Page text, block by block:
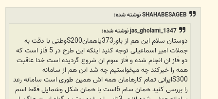
SHAHABESAGEB نوشته شده:
jas_gholami_1347 نوشته شده:
دوستان سلام این هم از باور373یاهمانS200وطنی با دقت به
جملات امیر اسماعیلی توجه کنید اینکه این طرح در 5 فاز است که
دو فاز ان انجام شده و فاز سوم ان شروع گردیده است خدا عاقبت
همه را خیرکند چه میخواستیم چه شد این هم از سامانه
S300ایرانی تمام کارهامان همه اش همین طوری است سامانه رعد
را بررسی کنید همان سام 6است با همان شکل وشمایل فقط اسم